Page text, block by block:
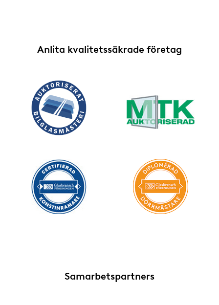
Anlita kvalitetssäkrade företag
Samarbetspartners